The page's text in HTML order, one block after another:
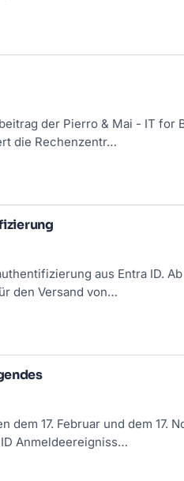
der Pierro & Mai - IT for
die Rechenzentr…
aus Entra ID. Ab
den Versand von…
17. Februar und dem 17.
Anmeldeereigniss…